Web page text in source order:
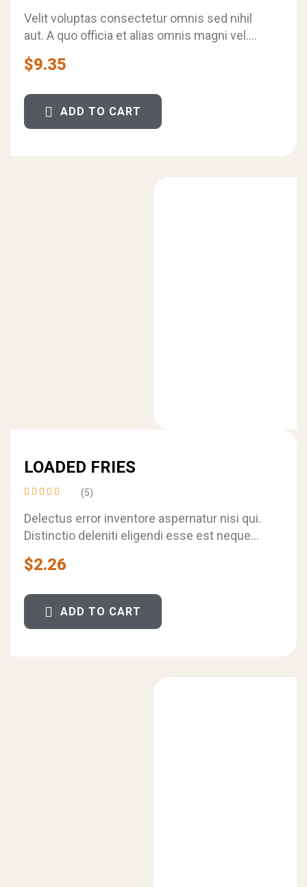
4.80 out
of 5
Velit voluptas consectetur omnis sed nihil
aut. A quo officia et alias omnis magni vel.
$9.35
ADD TO CART
LOADED FRIES
4.20
out of
5
(5)
Delectus error inventore aspernatur nisi qui.
Distinctio deleniti eligendi esse est neque
autem cupiditate placeat…
$2.26
ADD TO CART